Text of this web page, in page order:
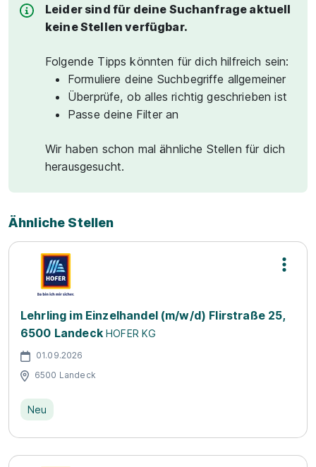
Leider sind für deine Suchanfrage aktuell
keine Stellen verfügbar.
Folgende Tipps könnten für dich hilfreich sein:
Formuliere deine Suchbegriffe allgemeiner
Überprüfe, ob alles richtig geschrieben ist
Passe deine Filter an
Wir haben schon mal ähnliche Stellen für dich
herausgesucht.
Ähnliche Stellen
Lehrling im Einzelhandel (m/w/d) Flirstraße 25,
6500 Landeck HOFER KG
01.09.2026
6500 Landeck
Neu